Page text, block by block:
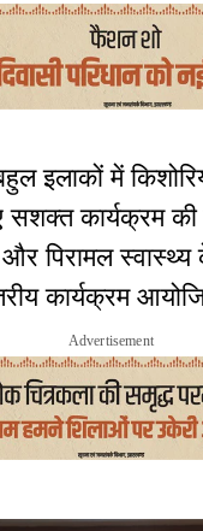
इलाकों में
कार्यक्रम
पिरामल स्वास्थ्य
कार्यक्रम
Advertisement